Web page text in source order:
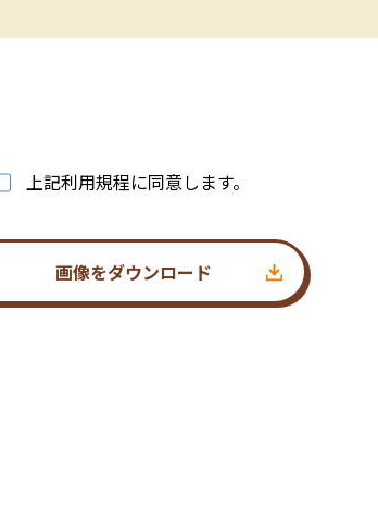
上記利用規程に同意します。
画像をダウンロード